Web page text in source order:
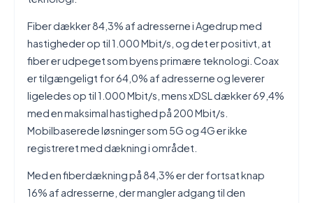
Fiber dækker 84,3% af adresserne i Agedrup med
hastigheder op til 1.000 Mbit/s, og det er positivt, at
fiber er udpeget som byens primære teknologi. Coax
er tilgængeligt for 64,0% af adresserne og leverer
ligeledes op til 1.000 Mbit/s, mens xDSL dækker 69,4%
med en maksimal hastighed på 200 Mbit/s.
Mobilbaserede løsninger som 5G og 4G er ikke
registreret med dækning i området.
Med en fiberdækning på 84,3% er der fortsat knap
16% af adresserne, der mangler adgang til den